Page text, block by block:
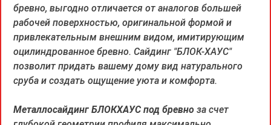
бревно, выгодно отличается от аналогов большей
рабочей поверхностью, оригинальной формой и
привлекательным внешним видом, имитирующим
оцилиндрованное бревно. Сайдинг "БЛОК-ХАУС"
позволит придать вашему дому вид натурального
сруба и создать ощущение уюта и комфорта.
Металлосайдинг БЛОКХАУС под бревно за счет